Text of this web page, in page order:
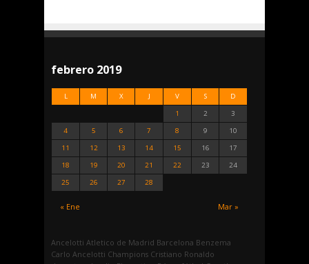
febrero 2019
L M X J V S D
« Ene Mar »
1 2
3
4
5 6 7 8 9
10
11
12 13 14 15 16
17
18
19 20 21 22 23
24
25
26 27 28
Ancelotti Atletico de Madrid Barcelona Benzema
Carlo Ancelotti Champions Cristiano Ronaldo